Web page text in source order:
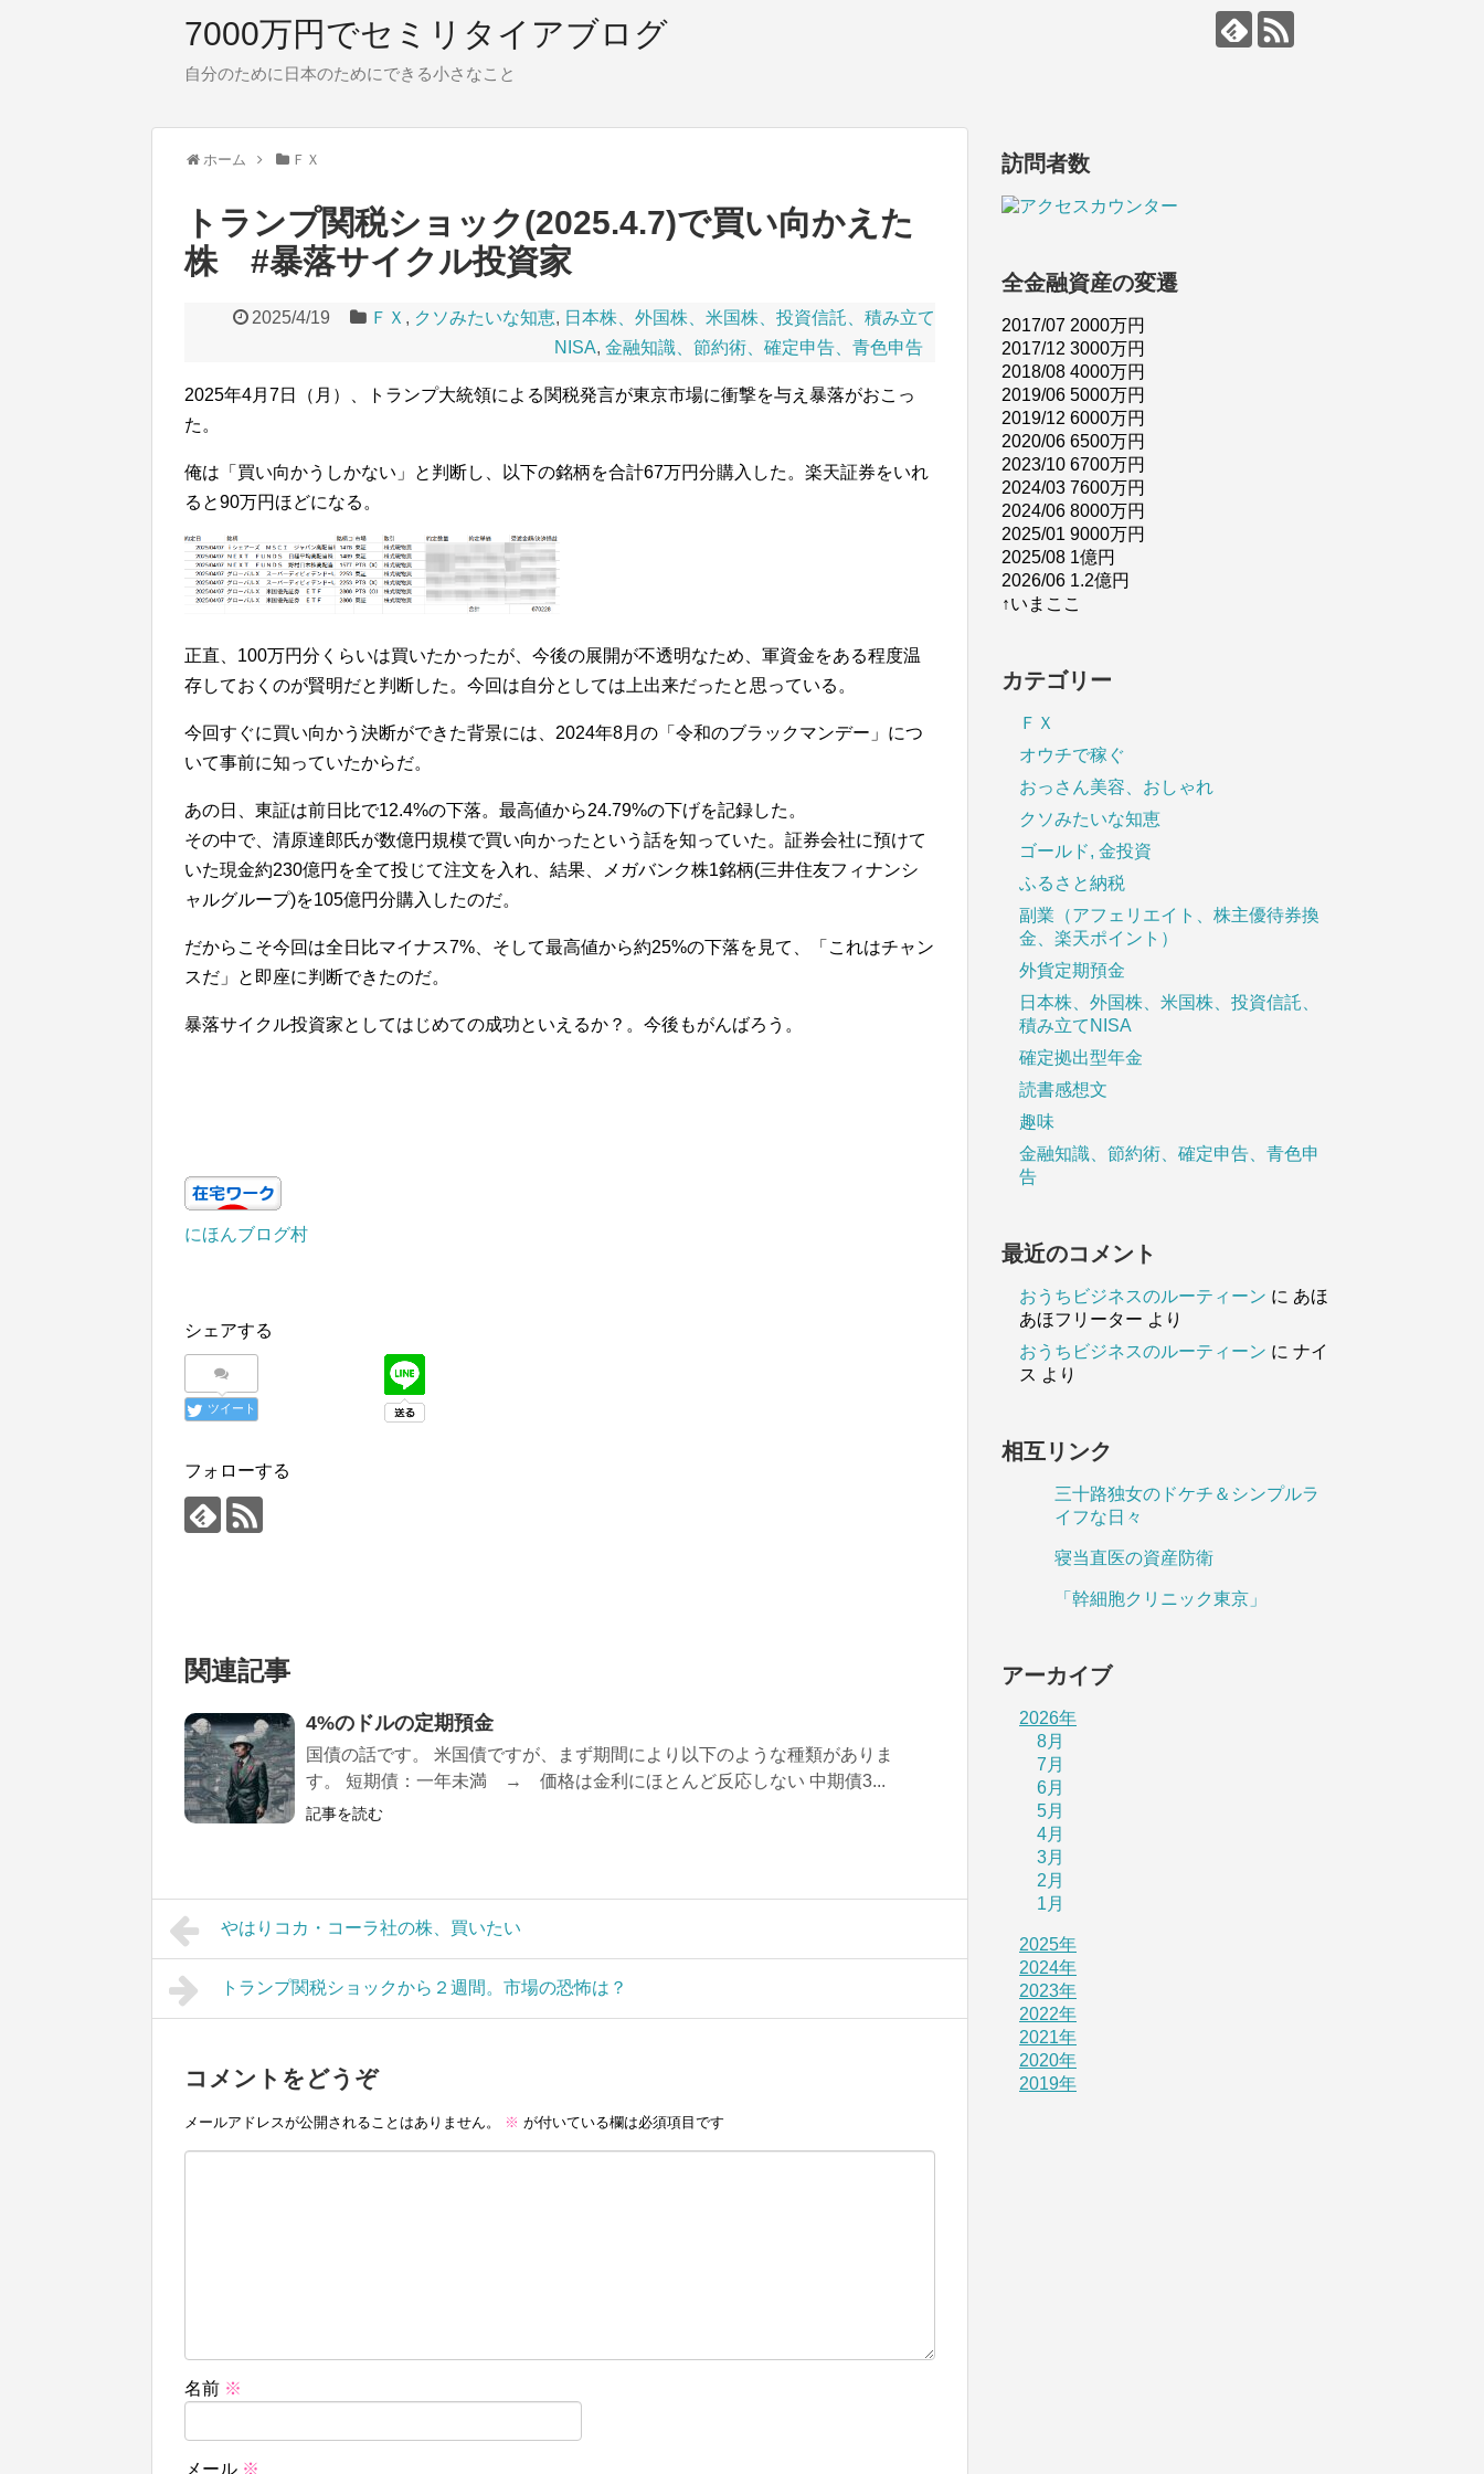
7000万円でセミリタイアブログ
自分のために日本のためにできる小さなこと
ホーム ＦＸ
トランプ関税ショック(2025.4.7)で買い向かえた
株 #暴落サイクル投資家
2025/4/19 ＦＸ , クソみたいな知恵, 日本株、外国株、米国株、投資信託、積み立て
NISA, 金融知識、節約術、確定申告、青色申告
2025年4月7日（月）、トランプ大統領による関税発言が東京市場に衝撃を与え暴落がおこっ
た。
俺は「買い向かうしかない」と判断し、以下の銘柄を合計67万円分購入した。楽天証券をいれ
ると90万円ほどになる。
正直、100万円分くらいは買いたかったが、今後の展開が不透明なため、軍資金をある程度温
存しておくのが賢明だと判断した。今回は自分としては上出来だったと思っている。
今回すぐに買い向かう決断ができた背景には、2024年8月の「令和のブラックマンデー」につ
いて事前に知っていたからだ。
あの日、東証は前日比で12.4%の下落。最高値から24.79%の下げを記録した。
その中で、清原達郎氏が数億円規模で買い向かったという話を知っていた。証券会社に預けて
いた現金約230億円を全て投じて注文を入れ、結果、メガバンク株1銘柄(三井住友フィナンシ
ャルグループ)を105億円分購入したのだ。
だからこそ今回は全日比マイナス7%、そして最高値から約25%の下落を見て、「これはチャン
スだ」と即座に判断できたのだ。
暴落サイクル投資家としてはじめての成功といえるか？。今後もがんばろう。
にほんブログ村
シェアする
ツイート
フォローする
関連記事
4%のドルの定期預金
国債の話です。 米国債ですが、まず期間により以下のような種類がありま
す。 短期債：一年未満 → 価格は金利にほとんど反応しない 中期債3...
記事を読む
やはりコカ・コーラ社の株、買いたい
トランプ関税ショックから２週間。市場の恐怖は？
コメントをどうぞ
メールアドレスが公開されることはありません。 ※ が付いている欄は必須項目です
名前 ※
メール ※
訪問者数
全金融資産の変遷
2017/07 2000万円
2017/12 3000万円
2018/08 4000万円
2019/06 5000万円
2019/12 6000万円
2020/06 6500万円
2023/10 6700万円
2024/03 7600万円
2024/06 8000万円
2025/01 9000万円
2025/08 1億円
2026/06 1.2億円
↑いまここ
カテゴリー
ＦＸ
オウチで稼ぐ
おっさん美容、おしゃれ
クソみたいな知恵
ゴールド, 金投資
ふるさと納税
副業（アフェリエイト、株主優待券換
金、楽天ポイント）
外貨定期預金
日本株、外国株、米国株、投資信託、
積み立てNISA
確定拠出型年金
読書感想文
趣味
金融知識、節約術、確定申告、青色申
告
最近のコメント
おうちビジネスのルーティーン に あほ
あほフリーター より
おうちビジネスのルーティーン に ナイ
ス より
相互リンク
三十路独女のドケチ＆シンプルラ
イフな日々
寝当直医の資産防衛
「幹細胞クリニック東京」
アーカイブ
2026年
8月
7月
6月
5月
4月
3月
2月
1月
2025年
2024年
2023年
2022年
2021年
2020年
2019年